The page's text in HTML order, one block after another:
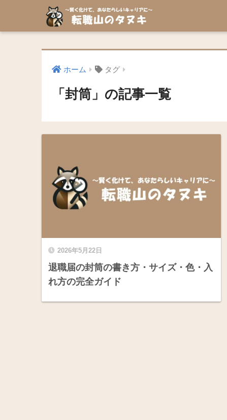
ホーム タグ
「封筒」の記事一覧
2026年5月22日
退職届の封筒の書き方・サイズ・色・入
れ方の完全ガイド